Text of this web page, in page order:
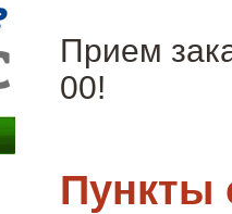
Прием
00!
Пункты